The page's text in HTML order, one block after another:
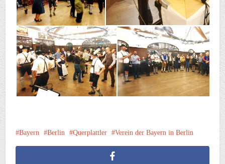
Bayern Berlin Querplattler Verein der Bayern in Berlin